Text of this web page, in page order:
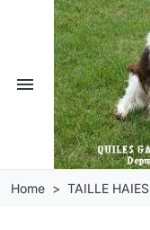
menu
Home TAILLE HAIES